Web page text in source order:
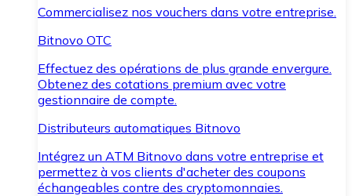
Commercialisez nos vouchers dans votre entreprise.
Bitnovo OTC
Effectuez des opérations de plus grande envergure.
Obtenez des cotations premium avec votre
gestionnaire de compte.
Distributeurs automatiques Bitnovo
Intégrez un ATM Bitnovo dans votre entreprise et
permettez à vos clients d'acheter des coupons
échangeables contre des cryptomonnaies.